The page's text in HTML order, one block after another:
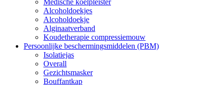
Alcoholdoekjes
Alcoholdoekje
Alginaatverband
Koudetherapie compressiemouw
Persoonlijke beschermingsmiddelen (PBM)
Isolatiejas
Overall
Gezichtsmasker
Bouffantkap